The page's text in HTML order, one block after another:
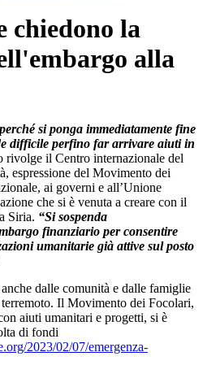
chiedono la
alla
si ponga immediatamente fine
difficile perfino far arrivare aiuti in
rivolge il Centro internazionale del
espressione del Movimento dei
ai governi e all’Unione
che si è venuta a creare con il
Siria. “Si sospenda
finanziario per consentire
umanitarie già attive sul posto
dalle comunità e dalle famiglie
Il Movimento dei Focolari,
aiuti umanitari e progetti, si è
di fondi
2023/02/07/emergenza-